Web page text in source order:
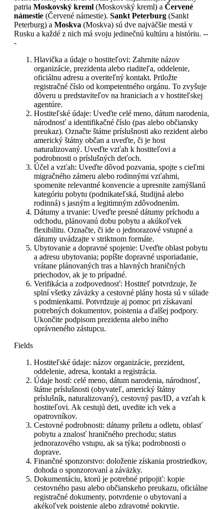
patria Moskovský kreml (Moskovský kreml) a Červené
námestie (Červené námestie). Sankt Peterburg (Sankt
Peterburg) a Moskva (Moskva) sú dve najväčšie mestá v
Rusku a každé z nich má svoju jedinečnú kultúru a históriu. --
-
Hlavička a údaje o hostiteľovi: Zahrnite názov
organizácie, prezidenta alebo riaditeľa, oddelenie,
oficiálnu adresu a overiteľný kontakt. Priložte
registračné číslo od kompetentného orgánu. To zvyšuje
dôveru u predstaviteľov na hraniciach a v hostiteľskej
agentúre.
Hostiteľské údaje: Uveďte celé meno, dátum narodenia,
národnosť a identifikačné číslo (pas alebo občiansky
preukaz). Označte štátne príslušnosti ako rezident alebo
americký štátny občan a uveďte, či je host
naturalizovaný. Uveďte vzťah k hostiteľovi a
podrobnosti o príslušných deťoch.
Účel a vzťah: Uveďte dôvod pozvania, spojte s cieľmi
migračného zámeru alebo rodinnými vzťahmi,
spomenite relevantné konvencie a upresnite zamýšlanú
kategóriu pobytu (podnikateľská, študijná alebo
rodinná) s jasným a legitimným zdôvodnením.
Dátumy a trvanie: Uveďte presné dátumy príchodu a
odchodu, plánovanú dobu pobytu a akúkoľvek
flexibilitu. Označte, či ide o jednorazové vstupné a
dátumy uvádzajte v striktnom formáte.
Ubytovanie a dopravné spojenie: Uveďte oblast pobytu
a adresu ubytovania; popíšte dopravné usporiadanie,
vrátane plánovaných tras a hlavných hraničných
priechodov, ak je to prípadné.
Verifikácia a zodpovednosť: Hostiteľ potvrdzuje, že
splní všetky záväzky a cestovné plány hosta sú v súlade
s podmienkami. Potvrdzuje aj pomoc pri získavaní
potrebných dokumentov, poistenia a ďalšej podpory.
Ukončite podpisom prezidenta alebo iného
oprávneného zástupcu.
Fields
Hostiteľské údaje: názov organizácie, prezident,
oddelenie, adresa, kontakt a registrácia.
Údaje hostí: celé meno, dátum narodenia, národnosť,
štátne príslušnosti (obyvateľ, americký štátny
príslušník, naturalizovaný), cestovný pas/ID, a vzťah k
hostiteľovi. Ak cestujú deti, uvedite ich vek a
opatrovníkov.
Cestovné podrobnosti: dátumy príletu a odletu, oblasť
pobytu a znalosť hraničného prechodu; status
jednorazového vstupu, ak sa týka; podrobnosti o
doprave.
Finančné sponzorstvo: doloženie získania prostriedkov,
dohoda o sponzorovaní a záväzky.
Dokumentáciu, ktorú je potrebné pripojiť: kopie
cestovného pasu alebo občianskeho preukazu, oficiálne
registračné dokumenty, potvrdenie o ubytovaní a
akékoľvek poistenie alebo zdravotné pokrytie.